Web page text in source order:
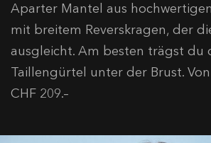
Aparter Mantel aus
mit breitem Reverskragen, der
ausgleicht. Am besten trägst du
Taillengürtel unter der Brust. Von
CHF 209.–